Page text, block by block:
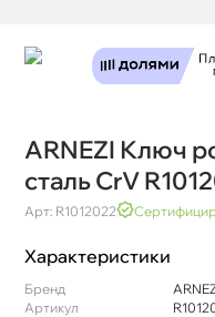
ARNEZI Ключ
сталь CrV
Арт: R1012022
Характеристики
Бренд
Артикул
Карта